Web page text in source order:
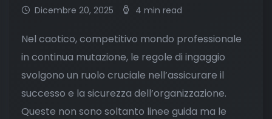
Dicembre 20, 2025 4 min read
Nel caotico, competitivo mondo professionale
in continua mutazione, le regole di ingaggio
svolgono un ruolo cruciale nell’assicurare il
successo e la sicurezza dell’organizzazione.
Queste non sono soltanto linee guida ma le